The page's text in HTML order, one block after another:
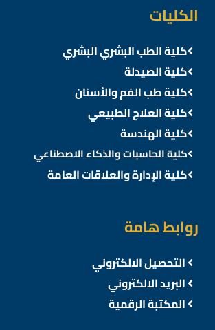
الكليات
كلية الطب البشري البشري
كلية الصيدلة
كلية طب الفم والأسنان
كلية العلاج الطبيعي
كلية الهندسة
كلية الحاسبات والذكاء الاصطناعي
كلية الإدارة والعلاقات العامة
روابط هامة
التحصيل الالكتروني
البريد الالكتروني
المكتبة الرقمية